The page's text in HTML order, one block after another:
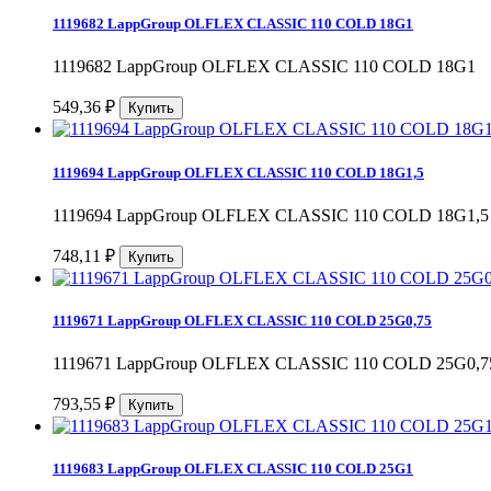
1119682 LappGroup OLFLEX CLASSIC 110 COLD 18G1
1119682 LappGroup OLFLEX CLASSIC 110 COLD 18G1
549,36 ₽
1119694 LappGroup OLFLEX CLASSIC 110 COLD 18G1,5
1119694 LappGroup OLFLEX CLASSIC 110 COLD 18G1,5
748,11 ₽
1119671 LappGroup OLFLEX CLASSIC 110 COLD 25G0,75
1119671 LappGroup OLFLEX CLASSIC 110 COLD
793,55 ₽
1119683 LappGroup OLFLEX CLASSIC 110 COLD 25G1